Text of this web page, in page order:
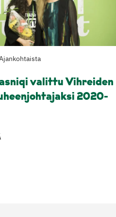
valittu Vihreiden
2020-